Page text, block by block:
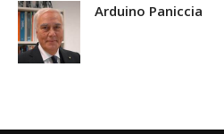
Arduino Paniccia